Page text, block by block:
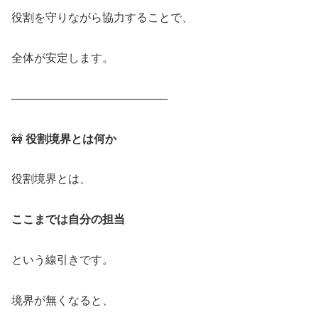
役割を守りながら協力することで、
全体が安定します。
────────────────────
🚧 役割境界とは何か
役割境界とは、
ここまでは自分の担当
という線引きです。
境界が無くなると、